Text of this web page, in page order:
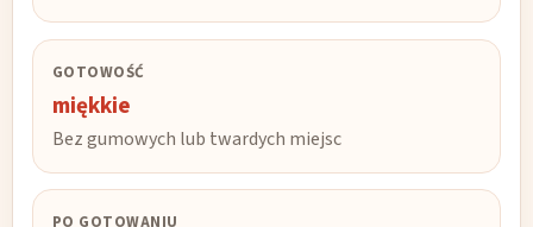
GOTOWOŚĆ
miękkie
Bez gumowych lub twardych miejsc
PO GOTOWANIU